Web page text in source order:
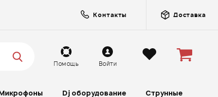
Контакты Доставка
Помощь Войти
Dj оборудование Струнные